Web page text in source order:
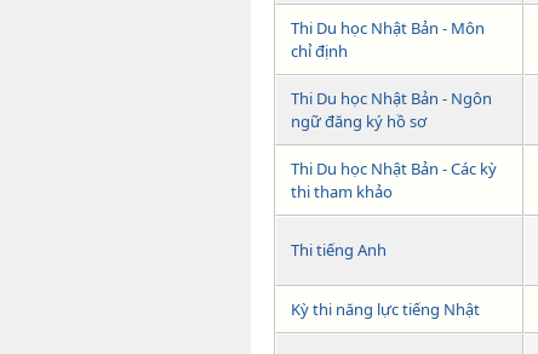
Thi Du học Nhật Bản - Môn
chỉ định
Thi Du học Nhật Bản - Ngôn
ngữ đăng ký hồ sơ
Thi Du học Nhật Bản - Các kỳ
thi tham khảo
Thi tiếng Anh
Kỳ thi năng lực tiếng Nhật